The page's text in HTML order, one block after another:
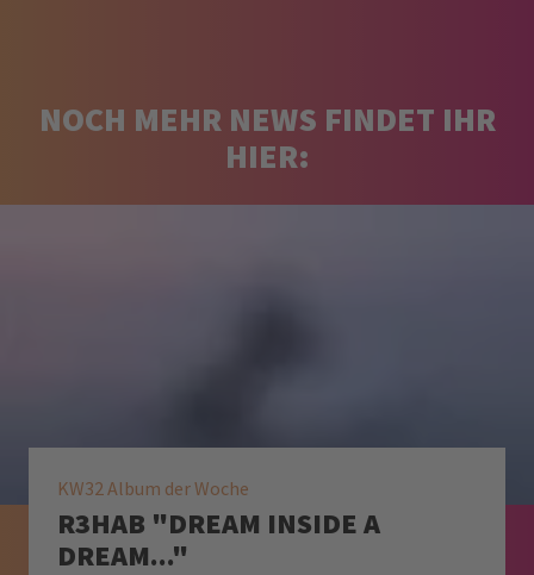
NOCH MEHR NEWS FINDET IHR
HIER:
KW32 Album der Woche
R3HAB "DREAM INSIDE A
DREAM..."